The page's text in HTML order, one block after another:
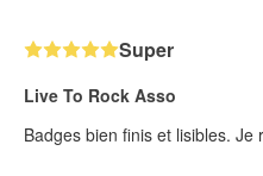
Super
Live To Rock Asso
Badges bien finis et lisibles. Je